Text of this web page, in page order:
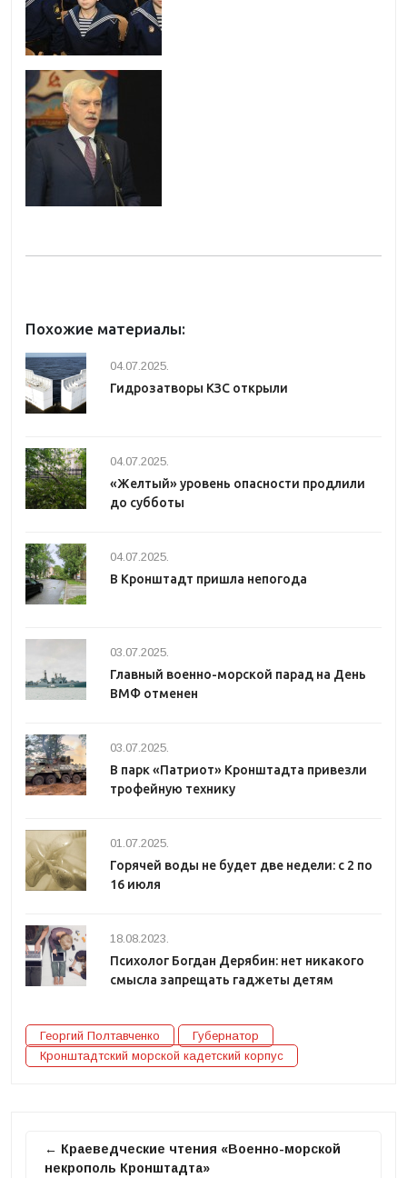
Похожие материалы:
04.07.2025.
Гидрозатворы КЗС открыли
04.07.2025.
«Желтый» уровень опасности продлили
до субботы
04.07.2025.
В Кронштадт пришла непогода
03.07.2025.
Главный военно-морской парад на День
ВМФ отменен
03.07.2025.
В парк «Патриот» Кронштадта привезли
трофейную технику
01.07.2025.
Горячей воды не будет две недели: с 2 по
16 июля
18.08.2023.
Психолог Богдан Дерябин: нет никакого
смысла запрещать гаджеты детям
Георгий Полтавченко
Губернатор
Кронштадтский морской кадетский корпус
← Краеведческие чтения «Военно-морской
некрополь Кронштадта»